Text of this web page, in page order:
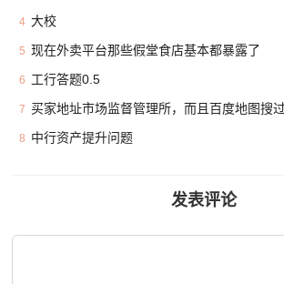
4 大校
5 现在外卖平台那些假堂食店基本都暴露了
6 工行答题0.5
7 买家地址市场监督管理所，而且百度地图搜
8 中行资产提升问题
发表评论